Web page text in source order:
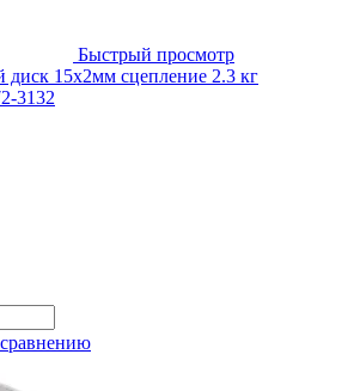
Быстрый просмотр
15х2мм сцепление 2.3 кг
3132